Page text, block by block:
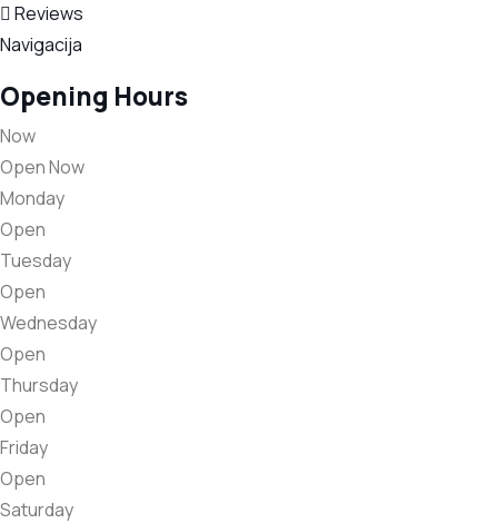
Reviews
Navigacija
Opening Hours
Now
Open Now
Monday
Open
Tuesday
Open
Wednesday
Open
Thursday
Open
Friday
Open
Saturday